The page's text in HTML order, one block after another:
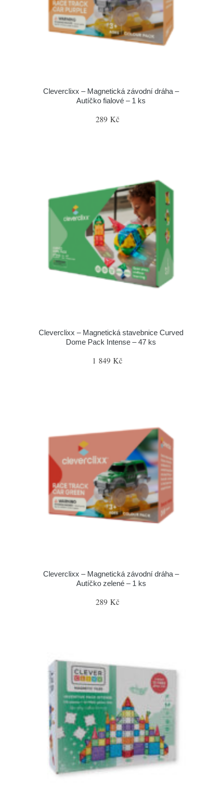
Cleverclixx – Magnetická závodní dráha –
Autíčko fialové – 1 ks
289 Kč
Cleverclixx – Magnetická stavebnice Curved
Dome Pack Intense – 47 ks
1 849 Kč
Cleverclixx – Magnetická závodní dráha –
Autíčko zelené – 1 ks
289 Kč